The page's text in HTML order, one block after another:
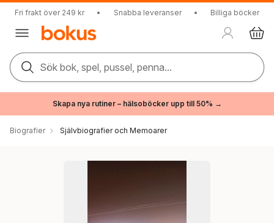
Fri frakt över 249 kr • Snabba leveranser • Billiga böcker
Sök bok, spel, pussel, penna...
Skapa nya rutiner – hälsoböcker upp till 50% →
Biografier Självbiografier och Memoarer